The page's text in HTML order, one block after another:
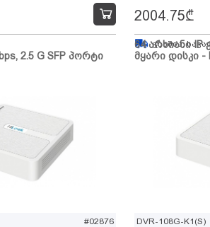
2.5 G SFP პორტი
64 არხიანი IP
მყარი დისკი -
2004.75₾
გზაშია,
#02876 DVR-108G-K1(S)